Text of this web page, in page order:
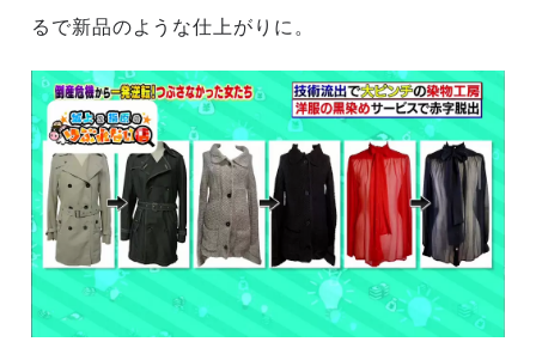
るで新品のような仕上がりに。